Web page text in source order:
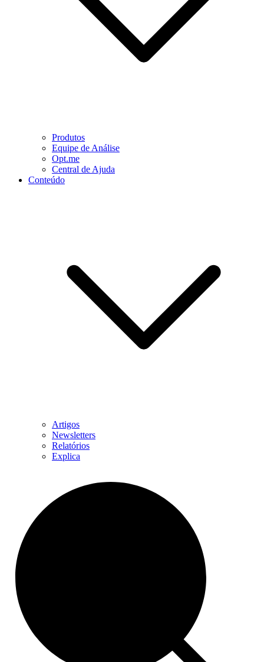
Produtos
Equipe de Análise
Opt.me
Central de Ajuda
Conteúdo
Artigos
Newsletters
Relatórios
Explica